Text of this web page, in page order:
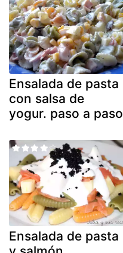
Ensalada de pasta
con salsa de
yogur. paso a paso
Ensalada de pasta